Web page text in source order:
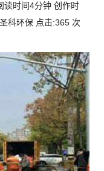
读时间4分钟 创作时
科环保 点击:365 次